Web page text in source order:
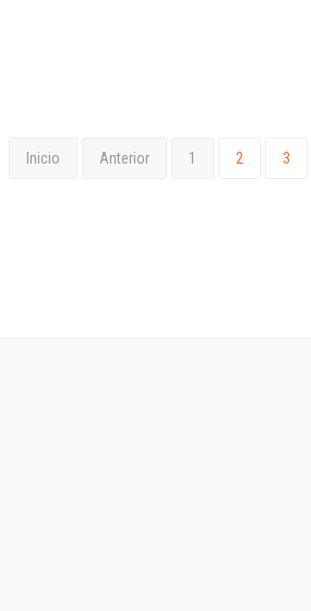
Inicio Anterior 1 2 3